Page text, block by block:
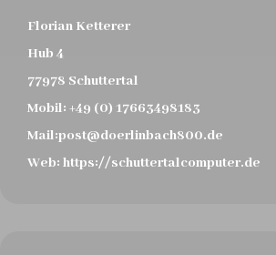
Florian Ketterer
Hub 4
77978 Schuttertal
Mobil: +49 (0) 17663498183
Mail:post@doerlinbach800.de
Web: https://schuttertalcomputer.de